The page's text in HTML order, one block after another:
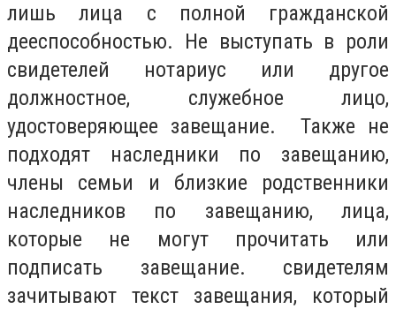
лишь лица с полной гражданской
дееспособностью. Не выступать в роли
свидетелей нотариус или другое
должностное, служебное лицо,
удостоверяющее завещание. Также не
подходят наследники по завещанию,
члены семьи и близкие родственники
наследников по завещанию, лица,
которые не могут прочитать или
подписать завещание. свидетелям
зачитывают текст завещания, который